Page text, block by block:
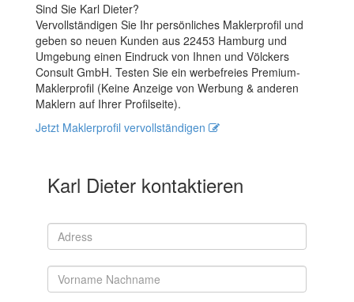
Sind Sie Karl Dieter?
Vervollständigen Sie Ihr persönliches Maklerprofil und
geben so neuen Kunden aus 22453 Hamburg und
Umgebung einen Eindruck von Ihnen und Völckers
Consult GmbH. Testen Sie ein werbefreies Premium-
Maklerprofil (Keine Anzeige von Werbung & anderen
Maklern auf Ihrer Profilseite).
Jetzt Maklerprofil vervollständigen
Karl Dieter kontaktieren